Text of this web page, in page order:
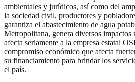
ambientales y jurídicos, así como del
la sociedad civil, productores y
garantiza el abastecimiento de agua
Metropolitana, genera diversos impactos
afecta seriamente a la empresa estatal
compromiso económico que afecta
su financiamiento para brindar los
el país.